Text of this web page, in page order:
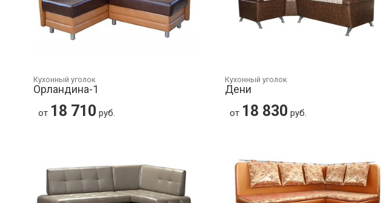
Кухонный уголок
Орландина-1
от 18 710 руб.
Кухонный уголок
Дени
от 18 830 руб.